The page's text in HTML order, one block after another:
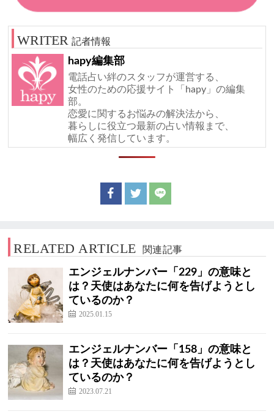
記者情報
hapy編集部
電話占い絆のスタッフが運営する、
女性のための応援サイト「hapy」の編集
部。
恋愛に関するお悩みの解決法から、
暮らしに役立つ最新の占い情報まで、
幅広く発信しています。
RELATED ARTICLE 関連記事
エンジェルナンバー「229」の意味と
は？天使はあなたに何を告げようとし
ているのか？
2025.01.15
エンジェルナンバー「158」の意味と
は？天使はあなたに何を告げようとし
ているのか？
2023.07.21